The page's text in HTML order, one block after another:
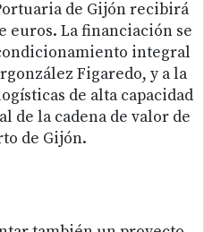
de Gijón recibirá
euros. La financiación se
integral
Figaredo, y a la
de alta capacidad
de la cadena de valor de
de Gijón.